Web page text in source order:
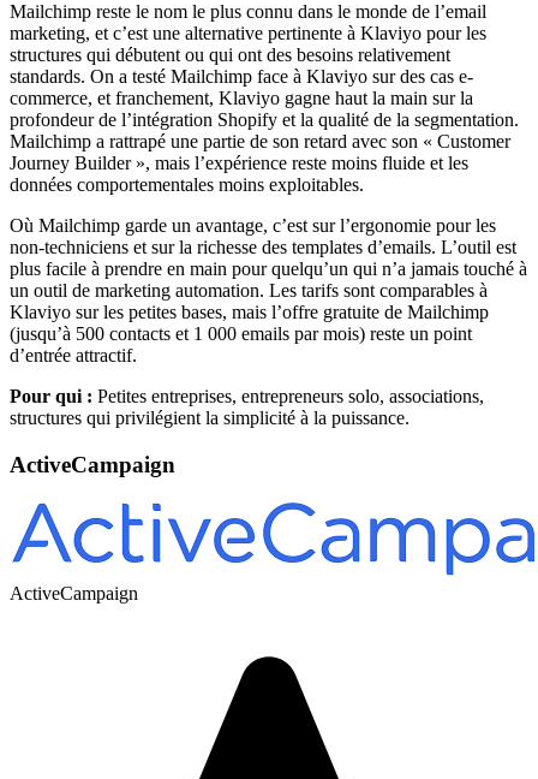
Mailchimp reste le nom le plus connu dans le monde de l’email
marketing, et c’est une alternative pertinente à Klaviyo pour les
structures qui débutent ou qui ont des besoins relativement
standards. On a testé Mailchimp face à Klaviyo sur des cas e-
commerce, et franchement, Klaviyo gagne haut la main sur la
profondeur de l’intégration Shopify et la qualité de la segmentation.
Mailchimp a rattrapé une partie de son retard avec son « Customer
Journey Builder », mais l’expérience reste moins fluide et les
données comportementales moins exploitables.
Où Mailchimp garde un avantage, c’est sur l’ergonomie pour les
non-techniciens et sur la richesse des templates d’emails. L’outil est
plus facile à prendre en main pour quelqu’un qui n’a jamais touché à
un outil de marketing automation. Les tarifs sont comparables à
Klaviyo sur les petites bases, mais l’offre gratuite de Mailchimp
(jusqu’à 500 contacts et 1 000 emails par mois) reste un point
d’entrée attractif.
Pour qui : Petites entreprises, entrepreneurs solo, associations,
structures qui privilégient la simplicité à la puissance.
ActiveCampaign
ActiveCampaign